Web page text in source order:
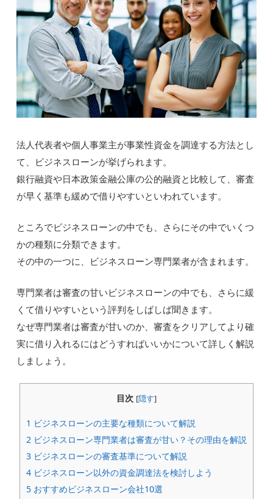
法人代表者や個人事業主が事業性資金を調達する方法とし
て、ビジネスローンが挙げられます。
銀行融資や日本政策金融公庫の公的融資と比較して、審査
が早く基準も緩めで借りやすいといわれています。
ところでビジネスローンの中でも、さらにその中でいくつ
かの種類に分類できます。
その中の一つに、ビジネスローン専門業者が含まれます。
専門業者は審査の甘いビジネスローンの中でも、さらに緩
くて借りやすいという評判をしばしば聞きます。
なぜ専門業者は審査が甘いのか、審査をクリアしてより確
実に借り入れるにはどうすればいいかについて詳しく解説
しましょう。
目次 [隠す]
1 ビジネスローンの主要な種類について解説
2 ビジネスローン専門業者は審査が甘い？その理由を解説
3 ビジネスローンの審査基準について解説
4 ビジネスローン以外の資金調達法を検討しよう
5 おすすめビジネスローン会社10選